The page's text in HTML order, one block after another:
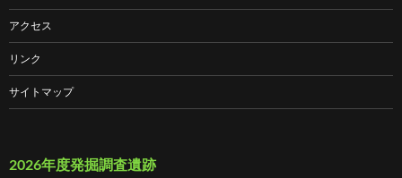
アクセス
リンク
サイトマップ
2026年度発掘調査遺跡